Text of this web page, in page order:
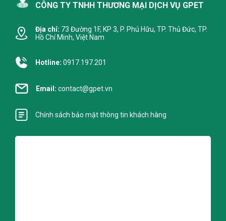
CÔNG TY TNHH THƯƠNG MẠI DỊCH VỤ GPET
Địa chỉ: 73 Đường 1F, KP 3, P. Phú Hữu, TP. Thủ Đức, TP.
Hồ Chí Minh, Việt Nam
Hotline: 0917.197.201
Email: contact@gpet.vn
Chính sách bảo mật thông tin khách hàng